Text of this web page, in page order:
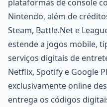
plataformas de console
Nintendo, além de
Steam, Battle.Net e
estende a jogos mobile,
serviços digitais de
Netflix, Spotify e Google
exclusivamente online
entrega os códigos